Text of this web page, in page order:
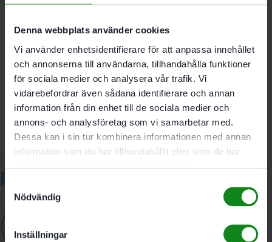
Denna webbplats använder cookies
Vi använder enhetsidentifierare för att anpassa innehållet
och annonserna till användarna, tillhandahålla funktioner
för sociala medier och analysera vår trafik. Vi
vidarebefordrar även sådana identifierare och annan
information från din enhet till de sociala medier och
annons- och analysföretag som vi samarbetar med.
Dessa kan i sin tur kombinera informationen med annan
information som du har tillhandahållit eller som de har
Nödvändig
Inställningar
Det finns inga recensioner än.
Bli först med att recensera ”Festool Bits TX TX 20-50
CENTRO 2-pack”
Du måste vara
inloggad för att skriva en recension.
Relaterade produkter